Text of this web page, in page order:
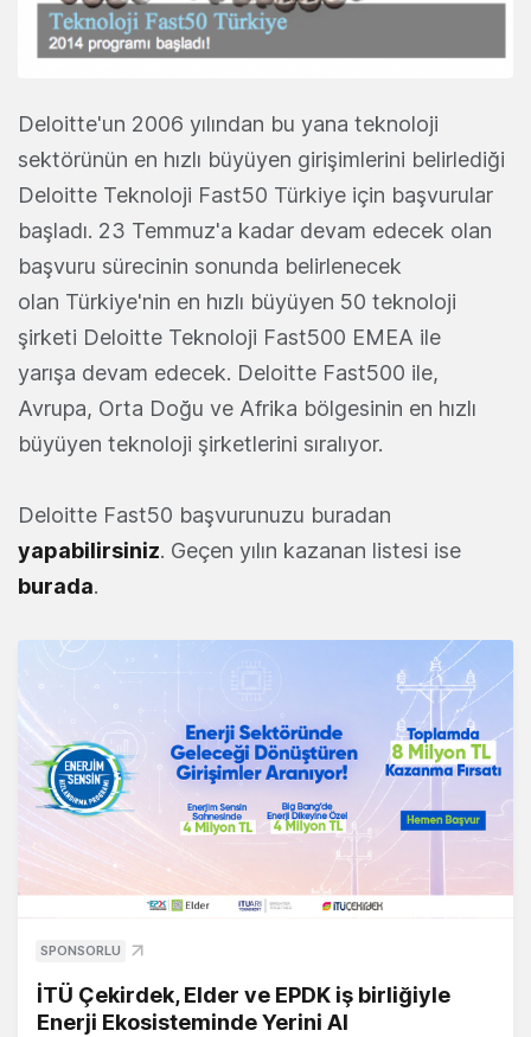
Deloitte'un 2006 yılından bu yana teknoloji
sektörünün en hızlı büyüyen girişimlerini belirlediği
Deloitte Teknoloji Fast50 Türkiye için başvurular
başladı. 23 Temmuz'a kadar devam edecek olan
başvuru sürecinin sonunda belirlenecek
olan Türkiye'nin en hızlı büyüyen 50 teknoloji
şirketi Deloitte Teknoloji Fast500 EMEA ile
yarışa devam edecek. Deloitte Fast500 ile,
Avrupa, Orta Doğu ve Afrika bölgesinin en hızlı
büyüyen teknoloji şirketlerini sıralıyor.
Deloitte Fast50 başvurunuzu buradan
yapabilirsiniz. Geçen yılın kazanan listesi ise
burada.
SPONSORLU
İTÜ Çekirdek, Elder ve EPDK iş birliğiyle
Enerji Ekosisteminde Yerini Al